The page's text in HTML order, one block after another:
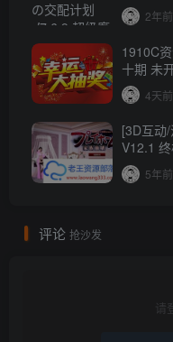
2年前
1910C
十期 未
4天前
[3D互动
V12.1
5年前
评论 抢沙发
请